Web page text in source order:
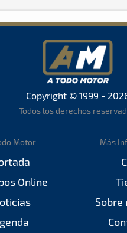
Copyright © 1999 -
Todos los derechos
Motor
Online
Más
Sobre